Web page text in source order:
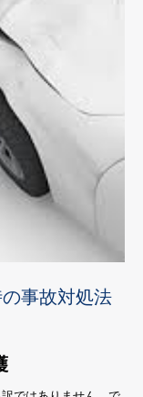
事故対処法